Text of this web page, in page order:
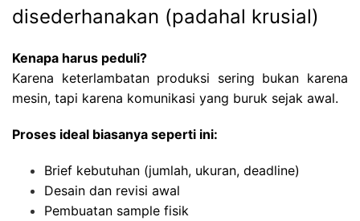
disederhanakan (padahal krusial)
Kenapa harus peduli?
Karena keterlambatan produksi sering bukan karena
mesin, tapi karena komunikasi yang buruk sejak awal.
Proses ideal biasanya seperti ini:
Brief kebutuhan (jumlah, ukuran, deadline)
Desain dan revisi awal
Pembuatan sample fisik